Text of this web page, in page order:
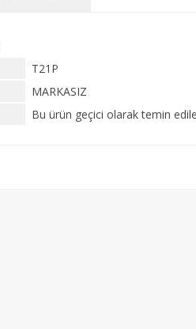
T21P
MARKASIZ
Bu ürün geçici olarak temin